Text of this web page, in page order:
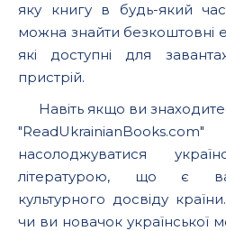
яку книгу в будь-який
можна знайти безкоштовні
які доступні для
пристрій.
Навіть якщо ви
насолоджуватися
літературою, що є
культурного досвіду
чи ви новачок української